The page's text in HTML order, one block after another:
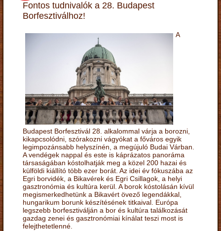
Fontos tudnivalók a 28. Budapest
Borfesztiválhoz!
A
Budapest Borfesztivál 28. alkalommal várja a borozni,
kikapcsolódni, szórakozni vágyókat a főváros egyik
legimpozánsabb helyszínén, a megújuló Budai Várban.
A vendégek nappal és este is káprázatos panoráma
társaságában kóstolhatják meg a közel 200 hazai és
külföldi kiállító több ezer borát. Az idei év fókuszába az
Egri borvidék, a Bikavérek és Egri Csillagok, a helyi
gasztronómia és kultúra kerül. A borok kóstolásán kívül
megismerkedhetünk a Bikavért övező legendákkal,
hungarikum borunk készítésének titkaival. Európa
legszebb borfesztiválján a bor és kultúra találkozását
gazdag zenei és gasztronómiai kínálat teszi most is
felejthetetlenné.